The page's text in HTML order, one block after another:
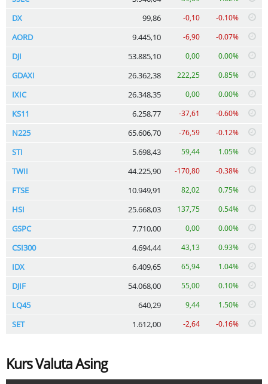
DX 99,86 -0,10 -0.10%
AORD 9.445,10 -6,90 -0.07%
DJI 53.885,10 0,00 0.00%
GDAXI 26.362,38 222,25 0.85%
IXIC 26.348,35 0,00 0.00%
KS11 6.258,77 -37,61 -0.60%
N225 65.606,70 -76,59 -0.12%
STI 5.698,43 59,44 1.05%
TWII 44.225,90 -170,80 -0.38%
FTSE 10.949,91 82,02 0.75%
HSI 25.668,03 137,75 0.54%
GSPC 7.710,00 0,00 0.00%
CSI300 4.694,44 43,13 0.93%
IDX 6.409,65 65,94 1.04%
DJIF 54.068,00 55,00 0.10%
LQ45 640,29 9,44 1.50%
SET 1.612,00 -2,64 -0.16%
Kurs Valuta Asing